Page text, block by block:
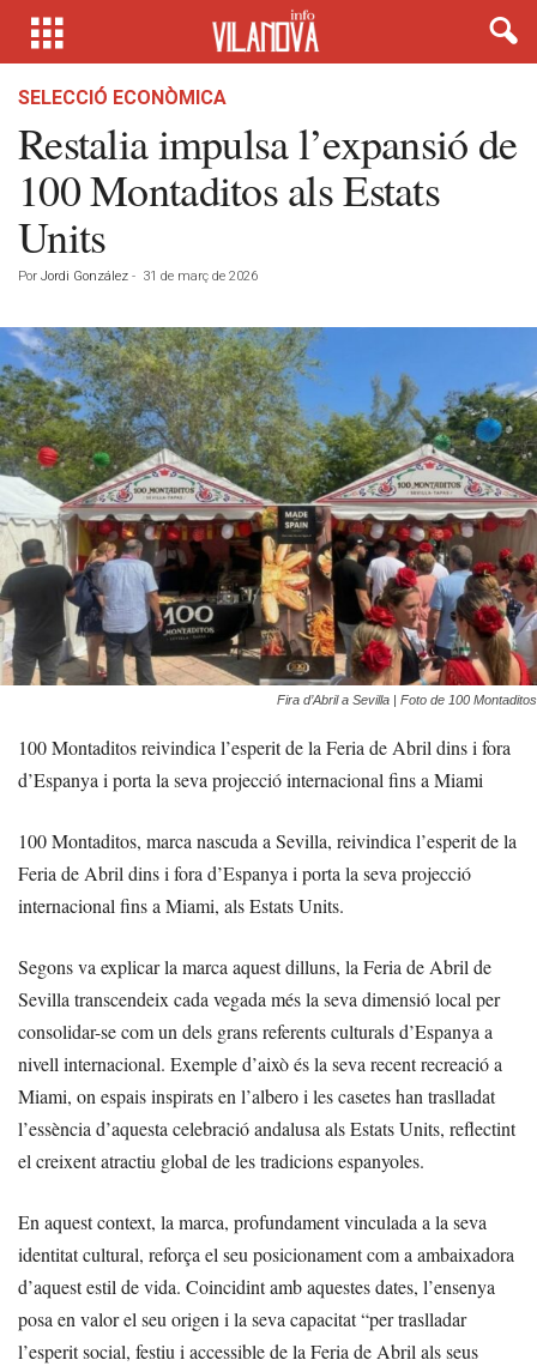
SELECCIÓ ECONÒMICA
Restalia impulsa l’expansió de
100 Montaditos als Estats
Units
Por Jordi González - 31 de març de 2026
Fira d’Abril a Sevilla | Foto de 100 Montaditos
100 Montaditos reivindica l’esperit de la Feria de Abril dins i fora
d’Espanya i porta la seva projecció internacional fins a Miami
100 Montaditos, marca nascuda a Sevilla, reivindica l’esperit de la
Feria de Abril dins i fora d’Espanya i porta la seva projecció
internacional fins a Miami, als Estats Units.
Segons va explicar la marca aquest dilluns, la Feria de Abril de
Sevilla transcendeix cada vegada més la seva dimensió local per
consolidar-se com un dels grans referents culturals d’Espanya a
nivell internacional. Exemple d’això és la seva recent recreació a
Miami, on espais inspirats en l’albero i les casetes han traslladat
l’essència d’aquesta celebració andalusa als Estats Units, reflectint
el creixent atractiu global de les tradicions espanyoles.
En aquest context, la marca, profundament vinculada a la seva
identitat cultural, reforça el seu posicionament com a ambaixadora
d’aquest estil de vida. Coincidint amb aquestes dates, l’ensenya
posa en valor el seu origen i la seva capacitat “per traslladar
l’esperit social, festiu i accessible de la Feria de Abril als seus